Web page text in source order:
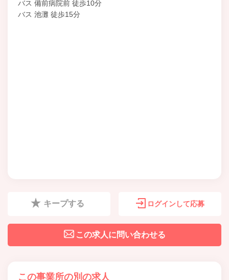
バス 備前病院前 徒歩10分
バス 池灘 徒歩15分
キープする ログインして応募
この求人に問い合わせる
この事業所の別の求人